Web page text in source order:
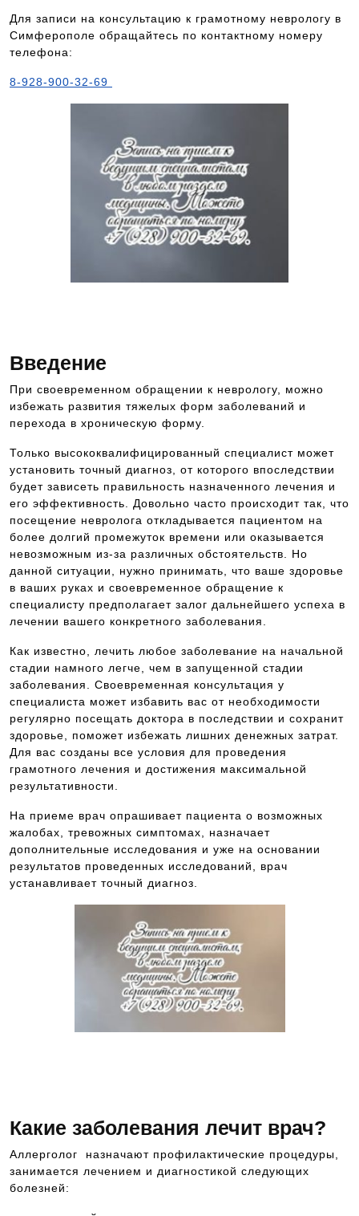
Для записи на консультацию к грамотному неврологу в
Симферополе обращайтесь по контактному номеру
телефона:
8-928-900-32-69
Введение
При своевременном обращении к неврологу, можно
избежать развития тяжелых форм заболеваний и
перехода в хроническую форму.
Только высококвалифицированный специалист может
установить точный диагноз, от которого впоследствии
будет зависеть правильность назначенного лечения и
его эффективность. Довольно часто происходит так, что
посещение невролога откладывается пациентом на
более долгий промежуток времени или оказывается
невозможным из-за различных обстоятельств. Но
данной ситуации, нужно принимать, что ваше здоровье
в ваших руках и своевременное обращение к
специалисту предполагает залог дальнейшего успеха в
лечении вашего конкретного заболевания.
Как известно, лечить любое заболевание на начальной
стадии намного легче, чем в запущенной стадии
заболевания. Своевременная консультация у
специалиста может избавить вас от необходимости
регулярно посещать доктора в последствии и сохранит
здоровье, поможет избежать лишних денежных затрат.
Для вас созданы все условия для проведения
грамотного лечения и достижения максимальной
результативности.
На приеме врач опрашивает пациента о возможных
жалобах, тревожных симптомах, назначает
дополнительные исследования и уже на основании
результатов проведенных исследований, врач
устанавливает точный диагноз.
Какие заболевания лечит врач?
Аллерголог назначают профилактические процедуры,
занимается лечением и диагностикой следующих
болезней: